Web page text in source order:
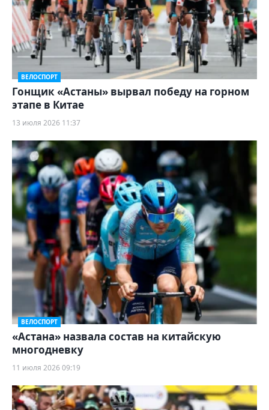
ВЕЛОСПОРТ
Гонщик «Астаны» вырвал победу на горном
этапе в Китае
13 июля 2026 11:37
ВЕЛОСПОРТ
«Астана» назвала состав на китайскую
многодневку
11 июля 2026 09:19